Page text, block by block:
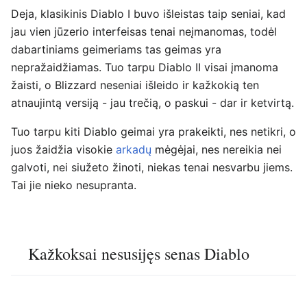
Deja, klasikinis Diablo I buvo išleistas taip seniai, kad
jau vien jūzerio interfeisas tenai neįmanomas, todėl
dabartiniams geimeriams tas geimas yra
nepražaidžiamas. Tuo tarpu Diablo II visai įmanoma
žaisti, o Blizzard neseniai išleido ir kažkokią ten
atnaujintą versiją - jau trečią, o paskui - dar ir ketvirtą.
Tuo tarpu kiti Diablo geimai yra prakeikti, nes netikri, o
juos žaidžia visokie arkadų mėgėjai, nes nereikia nei
galvoti, nei siužeto žinoti, niekas tenai nesvarbu jiems.
Tai jie nieko nesupranta.
Kažkoksai nesusijęs senas Diablo